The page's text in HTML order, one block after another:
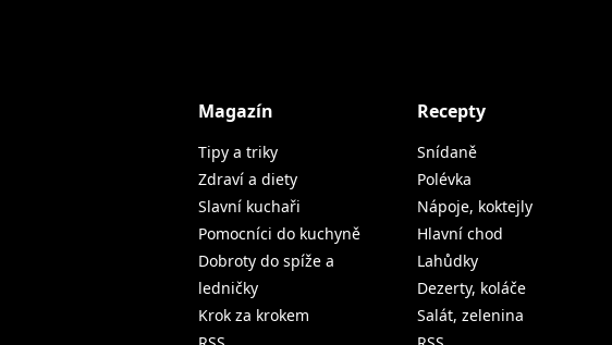
Magazín
Tipy a triky
Zdraví a diety
Slavní kuchaři
Pomocníci do kuchyně
Dobroty do spíže a
ledničky
Krok za krokem
Recepty
Snídaně
Polévka
Nápoje, koktejly
Hlavní chod
Lahůdky
Dezerty, koláče
Salát, zelenina